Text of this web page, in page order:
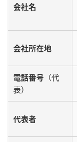
会社名
会社所在地
電話番号 （代
表）
代表者